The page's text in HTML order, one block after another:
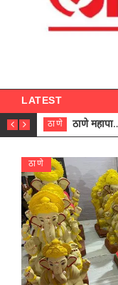
LATEST
ठाणे ठाणे महापालिकेच्या नऊ प्रभाग समित्यांवर अध्यक्ष विराजमान
ठाणे